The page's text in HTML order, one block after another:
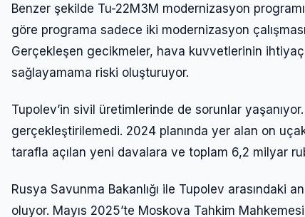
Benzer şekilde Tu-22M3M modernizasyon
göre programa sadece iki modernizasyon
Gerçekleşen gecikmeler, hava kuvvetlerinin
sağlayamama riski oluşturuyor.
Tupolev’in sivil üretimlerinde de sorunlar
gerçekleştirilemedi. 2024 planında yer alan on
tarafla açılan yeni davalara ve toplam 6,2 milyar
Rusya Savunma Bakanlığı ile Tupolev arasındaki
oluyor. Mayıs 2025’te Moskova Tahkim